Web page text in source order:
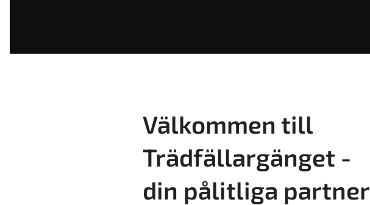
Välkommen till
Trädfällargänget -
din pålitliga partner